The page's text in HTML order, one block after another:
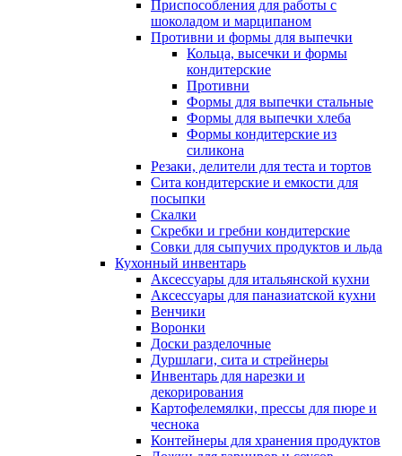
Приспособления для работы с
шоколадом и марципаном
Противни и формы для выпечки
Кольца, высечки и формы
кондитерские
Противни
Формы для выпечки стальные
Формы для выпечки хлеба
Формы кондитерские из
силикона
Резаки, делители для теста и тортов
Сита кондитерские и емкости для
посыпки
Скалки
Скребки и гребни кондитерские
Совки для сыпучих продуктов и льда
Кухонный инвентарь
Аксессуары для итальянской кухни
Аксессуары для паназиатской кухни
Венчики
Воронки
Доски разделочные
Дуршлаги, сита и стрейнеры
Инвентарь для нарезки и
декорирования
Картофелемялки, прессы для пюре и
чеснока
Контейнеры для хранения продуктов